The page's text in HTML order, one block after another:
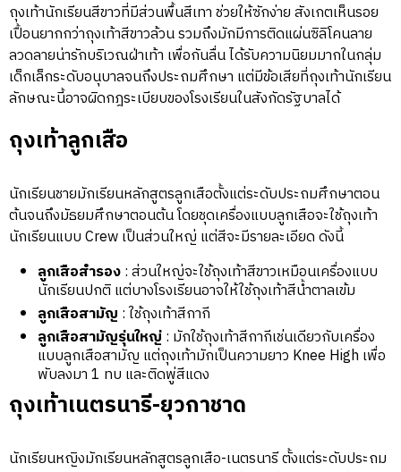
ถุงเท้านักเรียนสีขาวที่มีส่วนพื้นสีเทา ช่วยให้ซักง่าย สังเกตเห็นรอย
เปื้อนยากกว่าถุงเท้าสีขาวล้วน รวมถึงมักมีการติดแผ่นซิลิโคนลาย
ลวดลายน่ารักบริเวณฝ่าเท้า เพื่อกันลื่น ได้รับความนิยมมากในกลุ่ม
เด็กเล็กระดับอนุบาลจนถึงประถมศึกษา แต่มีข้อเสียที่ถุงเท้านักเรียน
ลักษณะนี้อาจผิดกฎระเบียบของโรงเรียนในสังกัดรัฐบาลได้
ถุงเท้าลูกเสือ
นักเรียนชายมักเรียนหลักสูตรลูกเสือตั้งแต่ระดับประถมศึกษาตอน
ต้นจนถึงมัธยมศึกษาตอนต้น โดยชุดเครื่องแบบลูกเสือจะใช้ถุงเท้า
นักเรียนแบบ Crew เป็นส่วนใหญ่ แต่สีจะมีรายละเอียด ดังนี้
ลูกเสือสำรอง: ส่วนใหญ่จะใช้ถุงเท้าสีขาวเหมือนเครื่องแบบ
นักเรียนปกติ แต่บางโรงเรียนอาจให้ใช้ถุงเท้าสีน้ำตาลเข้ม
ลูกเสือสามัญ : ใช้ถุงเท้าสีกากี
ลูกเสือสามัญรุ่นใหญ่: มักใช้ถุงเท้าสีกากีเช่นเดียวกับเครื่อง
แบบลูกเสือสามัญ แต่ถุงเท้ามักเป็นความยาว Knee High เพื่อ
พับลงมา 1 ทบ และติดพู่สีแดง
ถุงเท้าเนตรนารี-ยุวกาชาด
นักเรียนหญิงมักเรียนหลักสูตรลูกเสือ-เนตรนารี ตั้งแต่ระดับประถม